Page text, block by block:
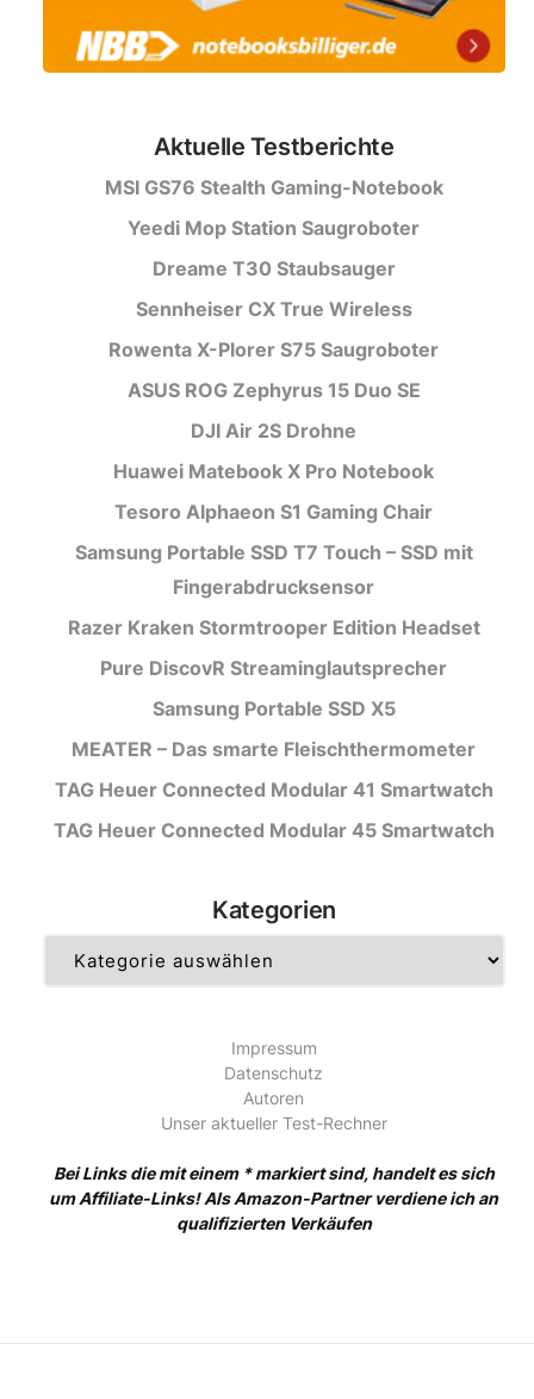
Aktuelle Testberichte
MSI GS76 Stealth Gaming-Notebook
Yeedi Mop Station Saugroboter
Dreame T30 Staubsauger
Sennheiser CX True Wireless
Rowenta X-Plorer S75 Saugroboter
ASUS ROG Zephyrus 15 Duo SE
DJI Air 2S Drohne
Huawei Matebook X Pro Notebook
Tesoro Alphaeon S1 Gaming Chair
Samsung Portable SSD T7 Touch – SSD mit
Fingerabdrucksensor
Razer Kraken Stormtrooper Edition Headset
Pure DiscovR Streaminglautsprecher
Samsung Portable SSD X5
MEATER – Das smarte Fleischthermometer
TAG Heuer Connected Modular 41 Smartwatch
TAG Heuer Connected Modular 45 Smartwatch
Kategorien
Impressum
Datenschutz
Autoren
Unser aktueller Test-Rechner
Bei Links die mit einem * markiert sind, handelt es sich
um Affiliate-Links! Als Amazon-Partner verdiene ich an
qualifizierten Verkäufen